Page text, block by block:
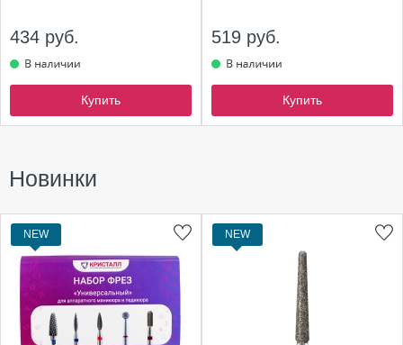
434 руб.
Купить
519 руб.
Купить
Новинки
NEW NEW